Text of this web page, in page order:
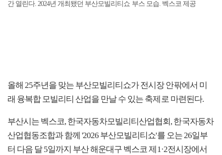
간 열린다. 2024년 개최됐던 부산모빌리티쇼 부스 모습. 벡스코 제공
올해 25주년을 맞는 부산모빌리티쇼가 전시장 안팎에서 미
래 융복합 모빌리티 산업을 만날 수 있는 축제로 마련된다.
부산시는 벡스코, 한국자동차모빌리티산업협회, 한국자동차
산업협동조합과 함께 '2026 부산모빌리티쇼'를 오는 26일부
터 다음 달 5일까지 부산 해운대구 벡스코 제1·2전시장에서